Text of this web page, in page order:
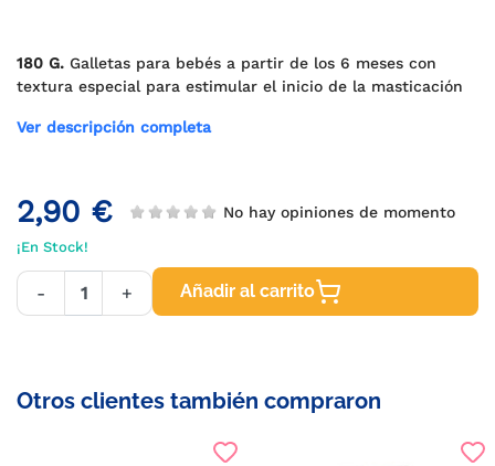
180 G. Galletas para bebés a partir de los 6 meses con
textura especial para estimular el inicio de la masticación
Ver descripción completa
2,90 € No hay opiniones de momento
¡En Stock!
- + Añadir al carrito
Otros clientes también compraron